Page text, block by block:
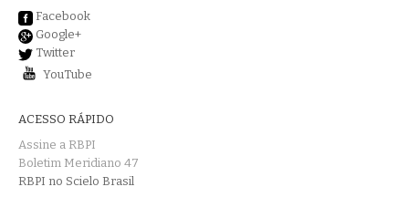
Facebook
Google+
Twitter
YouTube
ACESSO RÁPIDO
Assine a RBPI
Boletim Meridiano 47
RBPI no Scielo Brasil